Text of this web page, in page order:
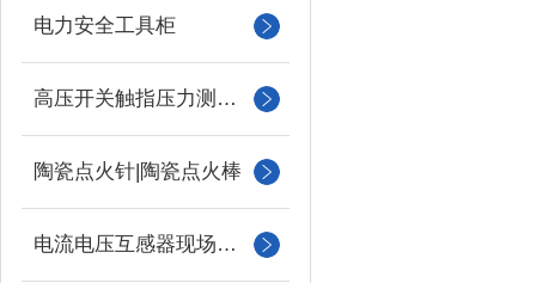
电力安全工具柜
高压开关触指压力测试仪
陶瓷点火针|陶瓷点火棒
电流电压互感器现场校验仪